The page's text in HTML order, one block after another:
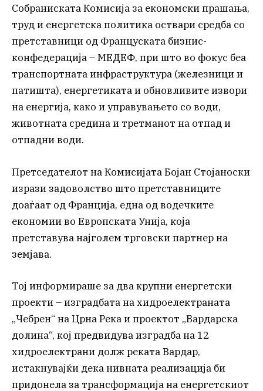
Собраниската Комисија за економски прашања,
труд и енергетска политика оствари средба со
претставници од Француската бизнис-
конфедерација – МЕДЕФ, при што во фокус беа
транспортната инфраструктура (железници и
патишта), енергетиката и обновливите извори
на енергија, како и управувањето со води,
животната средина и третманот на отпад и
отпадни води.
Претседателот на Комисијата Бојан Стојаноски
изрази задоволство што претставниците
доаѓаат од Франција, една од водечките
економии во Европската Унија, која
претставува најголем трговски партнер на
земјава.
Тој информираше за два крупни енергетски
проекти – изградбата на хидроелектраната
„Чебрен“ на Црна Река и проектот „Вардарска
долина“, кој предвидува изградба на 12
хидроелектрани долж реката Вардар,
истакнувајќи дека нивната реализација би
придонела за трансформација на енергетскиот